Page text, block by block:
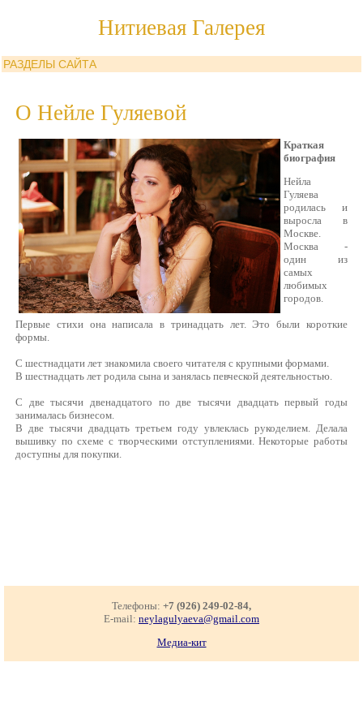
Нитиевая Галерея
РАЗДЕЛЫ САЙТА
О Нейле Гуляевой
Краткая
биография
Нейла
Гуляева
родилась и
выросла в
Москве.
Москва -
один из
самых
любимых
городов.
Первые стихи она написала в тринадцать лет. Это были короткие
формы.
С шестнадцати лет знакомила своего читателя с крупными формами.
В шестнадцать лет родила сына и занялась певческой деятельностью.
С две тысячи двенадцатого по две тысячи двадцать первый годы
занималась бизнесом.
В две тысячи двадцать третьем году увлеклась рукоделием. Делала
вышивку по схеме с творческими отступлениями. Некоторые работы
доступны для покупки.
Телефоны: +7 (926) 249-02-84,
E-mail: neylagulyaeva@gmail.com
Медиа-кит